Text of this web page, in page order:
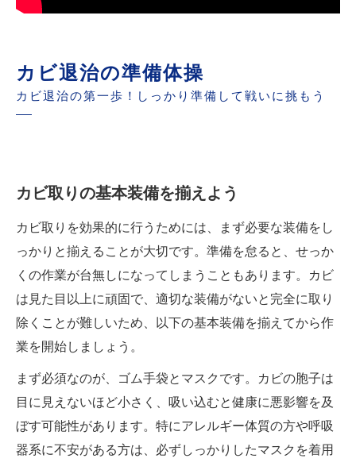
カビ退治の準備体操
カビ退治の第一歩！しっかり準備して戦いに挑もう
カビ取りの基本装備を揃えよう
カビ取りを効果的に行うためには、まず必要な装備をし
っかりと揃えることが大切です。準備を怠ると、せっか
くの作業が台無しになってしまうこともあります。カビ
は見た目以上に頑固で、適切な装備がないと完全に取り
除くことが難しいため、以下の基本装備を揃えてから作
業を開始しましょう。
まず必須なのが、ゴム手袋とマスクです。カビの胞子は
目に見えないほど小さく、吸い込むと健康に悪影響を及
ぼす可能性があります。特にアレルギー体質の方や呼吸
器系に不安がある方は、必ずしっかりしたマスクを着用